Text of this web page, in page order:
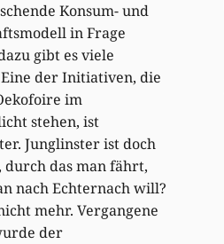
Konsum- und
in Frage
gibt es viele
Eine der Initiativen, die
im
stehen, ist
Junglinster ist doch
durch das man fährt,
nach Echternach will?
mehr. Vergangene
der